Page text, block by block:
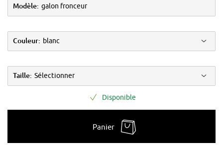
Modèle: galon fronceur
Couleur: blanc
Taille: Sélectionner
Disponible
Panier